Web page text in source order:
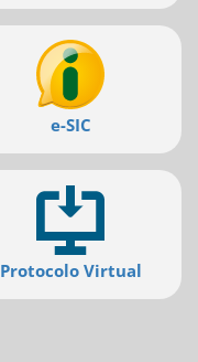
e-SIC
Protocolo Virtual